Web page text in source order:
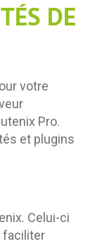
DE
votre
Pro.
et plugins
Celui-ci
faciliter